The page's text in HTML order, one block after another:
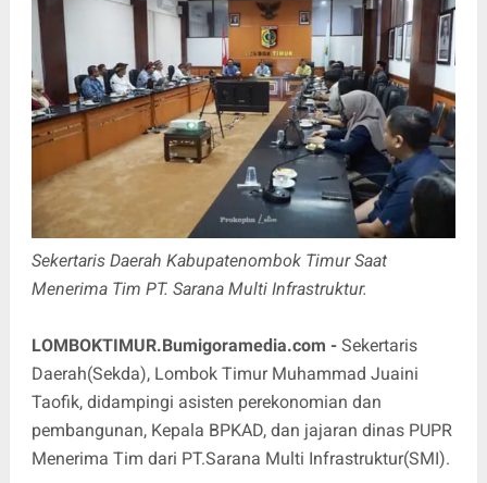
Sekertaris Daerah Kabupatenombok Timur Saat
Menerima Tim PT. Sarana Multi Infrastruktur.
LOMBOKTIMUR.Bumigoramedia.com -Sekertaris
Daerah(Sekda), Lombok Timur Muhammad Juaini
Taofik, didampingi asisten perekonomian dan
pembangunan, Kepala BPKAD, dan jajaran dinas PUPR
Menerima Tim dari PT.Sarana Multi Infrastruktur(SMI).